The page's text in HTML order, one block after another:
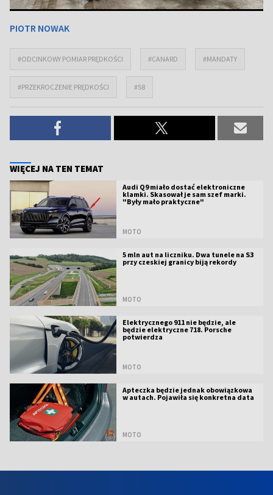
PIOTR NOWAK
#ODCINKOWY POMIAR PRĘDKOŚCI #CANARD #MANDATY
#PRZEKROCZENIE PRĘDKOŚCI #S8
WIĘCEJ NA TEN TEMAT
Audi Q9 miało dostać elektroniczne
klamki. Skasował je sam szef marki.
"Były mało praktyczne"
MOTO
5 mln aut na liczniku. Dwa tunele na S3
przy czeskiej granicy biją rekordy
MOTO
Elektrycznego 911 nie będzie, ale
będzie elektryczne 718. Porsche
potwierdza
MOTO
Apteczka będzie jednak obowiązkowa
w autach. Pojawiła się konkretna data
MOTO